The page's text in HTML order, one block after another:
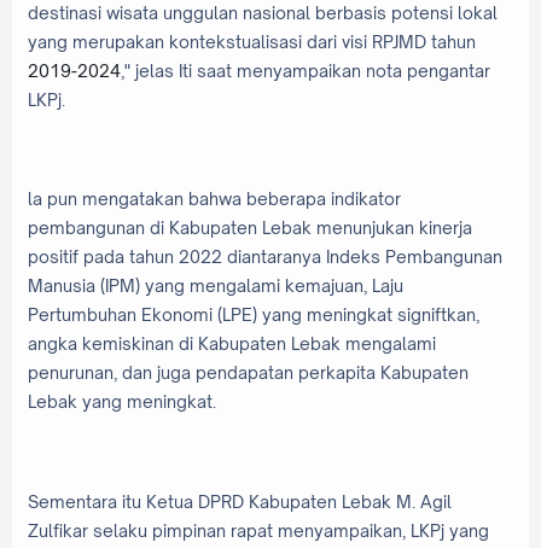
destinasi wisata unggulan nasional berbasis potensi lokal
yang merupakan kontekstualisasi dari visi RPJMD tahun
2019-2024," jelas Iti saat menyampaikan nota pengantar
LKPj.
la pun mengatakan bahwa beberapa indikator
pembangunan di Kabupaten Lebak menunjukan kinerja
positif pada tahun 2022 diantaranya Indeks Pembangunan
Manusia (IPM) yang mengalami kemajuan, Laju
Pertumbuhan Ekonomi (LPE) yang meningkat signiftkan,
angka kemiskinan di Kabupaten Lebak mengalami
penurunan, dan juga pendapatan perkapita Kabupaten
Lebak yang meningkat.
Sementara itu Ketua DPRD Kabupaten Lebak M. Agil
Zulfikar selaku pimpinan rapat menyampaikan, LKPj yang